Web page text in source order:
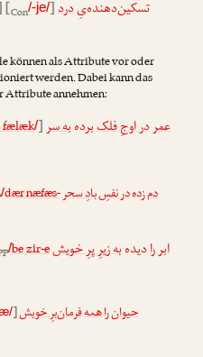
تسکین‌دهنده‌یِدرد [Con/-je/]
können als Attribute vor oder
werden. Dabei kann das
Attribute annehmen:
عمردر اوجِ فلکبردهبه سر /]
دمزدهدر نفسِ بادِ سحر /dær næfæs-
ابر رادیدهبه زیرِ پرِ خویش /be zir-e
حیوان راهمهفرمان‌برِ خویش]